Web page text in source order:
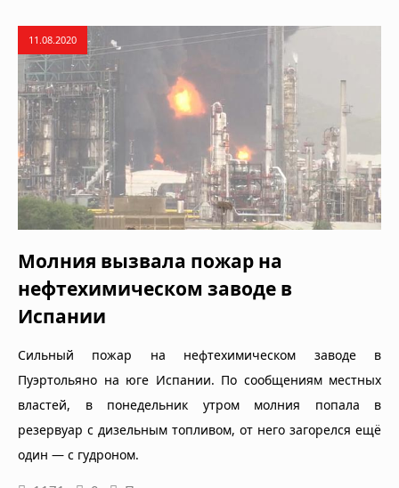
11.08.2020
Молния вызвала пожар на
нефтехимическом заводе в
Испании
Сильный пожар на нефтехимическом заводе в
Пуэртольяно на юге Испании. По сообщениям местных
властей, в понедельник утром молния попала в
резервуар с дизельным топливом, от него загорелся ещё
один — с гудроном.